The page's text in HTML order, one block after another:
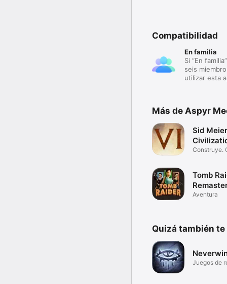
Compatibilidad
En familia
Si “En
seis
utilizar esta
Más de Aspyr
Sid
Construye.
Tomb
Aventura
Quizá también
Juegos de